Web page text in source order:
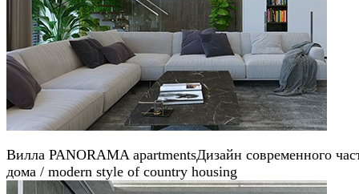
Вилла PANORAMA apartmentsДизайн современного
дома / modern style of country housing